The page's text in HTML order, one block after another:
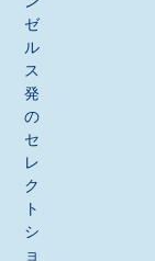
ゼ
ル
ス
発
の
セ
レ
ク
ト
シ
ョ